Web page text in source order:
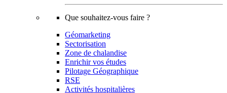
Que souhaitez-vous faire ?
Géomarketing
Sectorisation
Zone de chalandise
Enrichir vos études
Pilotage Géographique
RSE
Activités hospitalières